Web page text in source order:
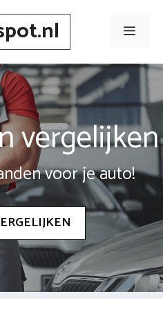
Menu
vergelijken
voor je auto!